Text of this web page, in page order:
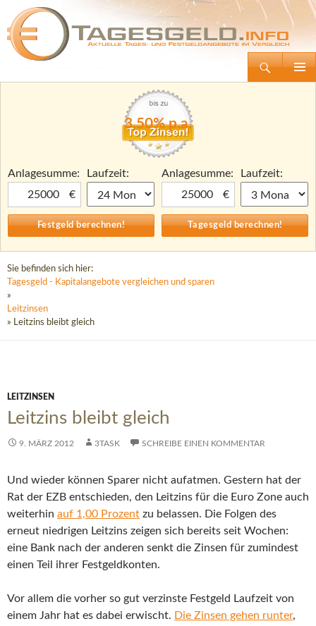
Tagesgeld.info – Tagesgeldkonten vergleichen und Tagesgeld-Zinsen berechnen
Zum
3,50% p.a.
Anlagesumme:
€
Laufzeit:
Anlagesumme:
€
Laufzeit:
Sie befinden sich hier:
Tagesgeld - Kapitalangebote vergleichen und sparen
»
Leitzinsen
» Leitzins bleibt gleich
LEITZINSEN
Leitzins bleibt gleich
9. MÄRZ 2012 3TASK SCHREIBE EINEN KOMMENTAR
Und wieder können Sparer nicht aufatmen. Gestern hat der
Rat der EZB entschieden, den Leitzins für die Euro Zone auch
weiterhin auf 1,00 Prozent zu belassen. Die Folgen des
erneut niedrigen Leitzins zeigen sich bereits seit Wochen:
eine Bank nach der anderen senkt die Zinsen für zumindest
einen Teil ihrer Festgeldkonten.
Vor allem die vorher so gut verzinste Festgeld Laufzeit von
einem Jahr hat es dabei erwischt. Die Zinsen gehen runter,